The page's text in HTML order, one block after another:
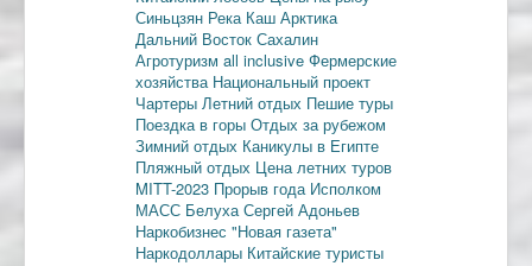
Синьцзян Река Каш Арктика
Дальний Восток Сахалин
Агротуризм all inclusive Фермерские
хозяйства Национальный проект
Чартеры Летний отдых Пешие туры
Поездка в горы Отдых за рубежом
Зимний отдых Каникулы в Египте
Пляжный отдых Цена летних туров
MITT-2023 Прорыв года Исполком
МАСС БелухаСергей Адоньев
Наркобизнес "Новая газета"
Наркодоллары Китайские туристы